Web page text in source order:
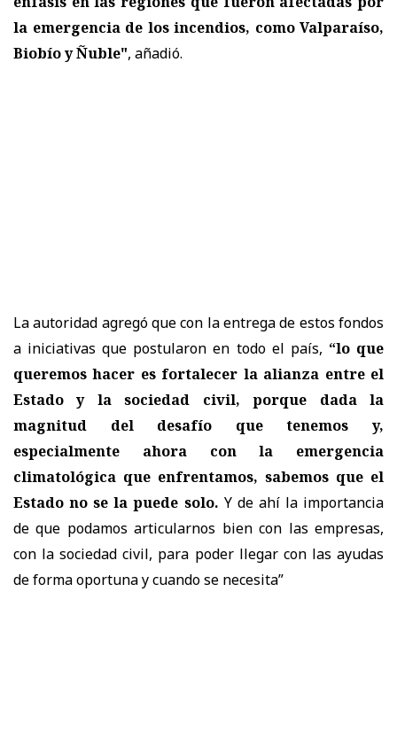
la emergencia de los incendios, como Valparaíso,
Biobío y Ñuble", añadió.
La autoridad agregó que con la entrega de estos fondos
a iniciativas que postularon en todo el país, “lo que
queremos hacer es fortalecer la alianza entre el
Estado y la sociedad civil, porque dada la
magnitud del desafío que tenemos y,
especialmente ahora con la emergencia
climatológica que enfrentamos, sabemos que el
Estado no se la puede solo. Y de ahí la importancia
de que podamos articularnos bien con las empresas,
con la sociedad civil, para poder llegar con las ayudas
de forma oportuna y cuando se necesita”